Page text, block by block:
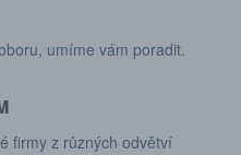
umíme vám poradit.
firmy z různých odvětví